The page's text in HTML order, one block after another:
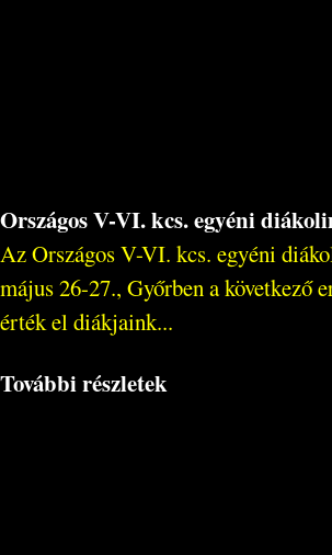
Országos V-VI. kcs. egyéni
Az Országos V-VI. kcs. egyéni
május 26-27., Győrben a következő
érték el diákjaink...
További részletek